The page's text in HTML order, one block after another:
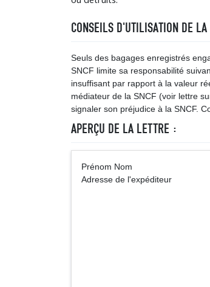
CONSEILS D'UTILISATION DE
Seuls des bagages enregistrés
SNCF limite sa responsabilité
insuffisant par rapport à la valeur
médiateur de la SNCF (voir lettre
signaler son préjudice à la SNCF.
APERÇU DE LA LETTRE :
Prénom
Adresse de l'expéditeur
Service
62 973